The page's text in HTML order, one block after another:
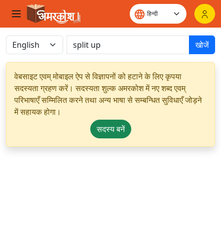
खोजें
वेबसाइट एवम् मोबाइल ऐप से विज्ञापनों को हटाने के लिए कृपया
सदस्यता ग्रहण करें। सदस्यता शुल्क अमरकोश में नए शब्द एवम्
परिभाषाएँ सम्मिलित करने तथा अन्य भाषा से सम्बन्धित सुविधाएँ जोड़ने
में सहायक होगा।
सदस्य बनें